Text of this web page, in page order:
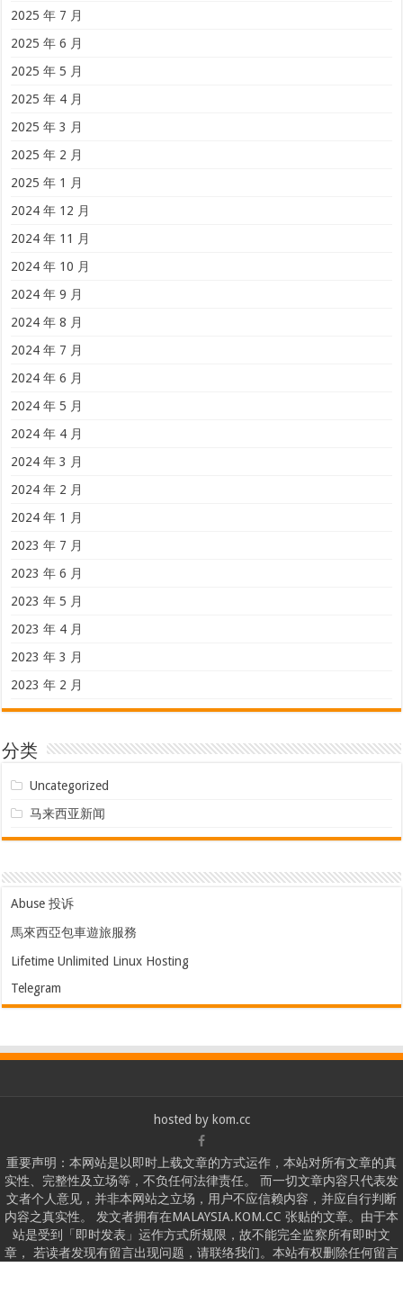
2025 年 7 月
2025 年 6 月
2025 年 5 月
2025 年 4 月
2025 年 3 月
2025 年 2 月
2025 年 1 月
2024 年 12 月
2024 年 11 月
2024 年 10 月
2024 年 9 月
2024 年 8 月
2024 年 7 月
2024 年 6 月
2024 年 5 月
2024 年 4 月
2024 年 3 月
2024 年 2 月
2024 年 1 月
2023 年 7 月
2023 年 6 月
2023 年 5 月
2023 年 4 月
2023 年 3 月
2023 年 2 月
分类
Uncategorized
马来西亚新闻
Abuse 投诉
馬來西亞包車遊旅服務
Lifetime Unlimited Linux Hosting
Telegram
hosted by kom.cc
重要声明：本网站是以即时上载文章的方式运作，本站对所有文章的真
实性、完整性及立场等，不负任何法律责任。 而一切文章内容只代表发
文者个人意见，并非本网站之立场，用户不应信赖内容，并应自行判断
内容之真实性。 发文者拥有在MALAYSIA.KOM.CC 张贴的文章。由于本
站是受到「即时发表」运作方式所规限，故不能完全监察所有即时文
章， 若读者发现有留言出现问题，请联络我们。本站有权删除任何留言